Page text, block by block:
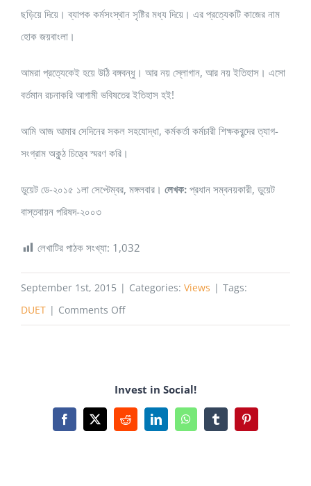
ছড়িয়ে দিয়ে। ব্যাপক কর্মসংস্থান সৃষ্টির মধ্য দিয়ে। এর প্রত্যেকটি কাজের নাম
হোক জয়বাংলা।
আমরা প্রত্যেকেই হয়ে উঠি বঙ্গবন্ধু। আর নয় স্লোগান, আর নয় ইতিহাস। এসো
বর্তমান রচনাকরি আগামী ভবিষতের ইতিহাস হই!
আমি আজ আমার সেদিনের সকল সহযোদ্ধা, কর্মকর্তা কর্মচারী শিক্ষকবৃন্দের ত্যাগ-
সংগ্রাম অকুন্ঠ চিত্ত্বে স্মরণ করি।
ডুয়েট ডে-২০১৫ ১লা সেপ্টেম্বর, মঙ্গলবার। লেখক: প্রধান সম্বনয়কারী, ডুয়েট
বাস্তবায়ন পরিষদ-২০০৩
লেখাটির পাঠক সংখ্যা: 1,032
September 1st, 2015 | Categories: Views | Tags:
DUET | Comments Offon
আন্দোলন
ও
Invest in Social!
Facebook
X RedditLinkedInWhatsAppTumblrPinterest